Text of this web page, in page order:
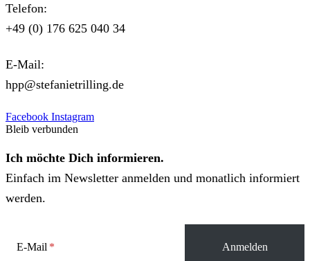
Telefon:
+49 (0) 176 625 040 34
E-Mail:
hpp@stefanietrilling.de
Facebook Instagram
Bleib verbunden
Ich möchte Dich informieren.
Einfach im Newsletter anmelden und monatlich informiert
werden.
E-Mail